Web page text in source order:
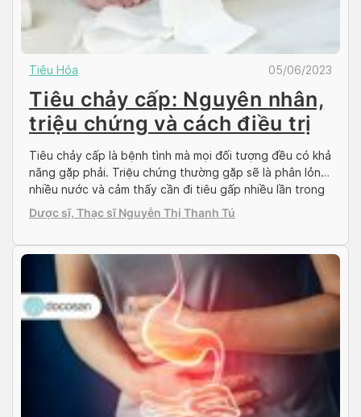
Tiêu Hóa 05/06/2023
Tiêu chảy cấp: Nguyên nhân,
triệu chứng và cách điều trị
Tiêu chảy cấp là bệnh tình mà mọi đối tượng đều có khả
năng gặp phải. Triệu chứng thường gặp sẽ là phân lỏng,
nhiều nước và cảm thấy cần đi tiêu gấp nhiều lần trong
ngày. Để biết chính xác hơn về nguyên nhân gây bệnh,
triệu chứng và phương pháp điều trị, mời […]
Dược sĩ, Thạc sĩ Nguyễn Thị Thanh Tú